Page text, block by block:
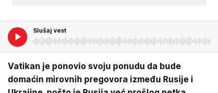
Slušaj vest
Vatikan je ponovio svoju ponudu da bude
domaćin mirovnih pregovora između Rusije i